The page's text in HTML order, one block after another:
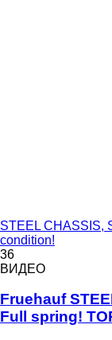
STEEL CHASSIS,
condition!
36
ВИДЕО
Fruehauf
Full spring!